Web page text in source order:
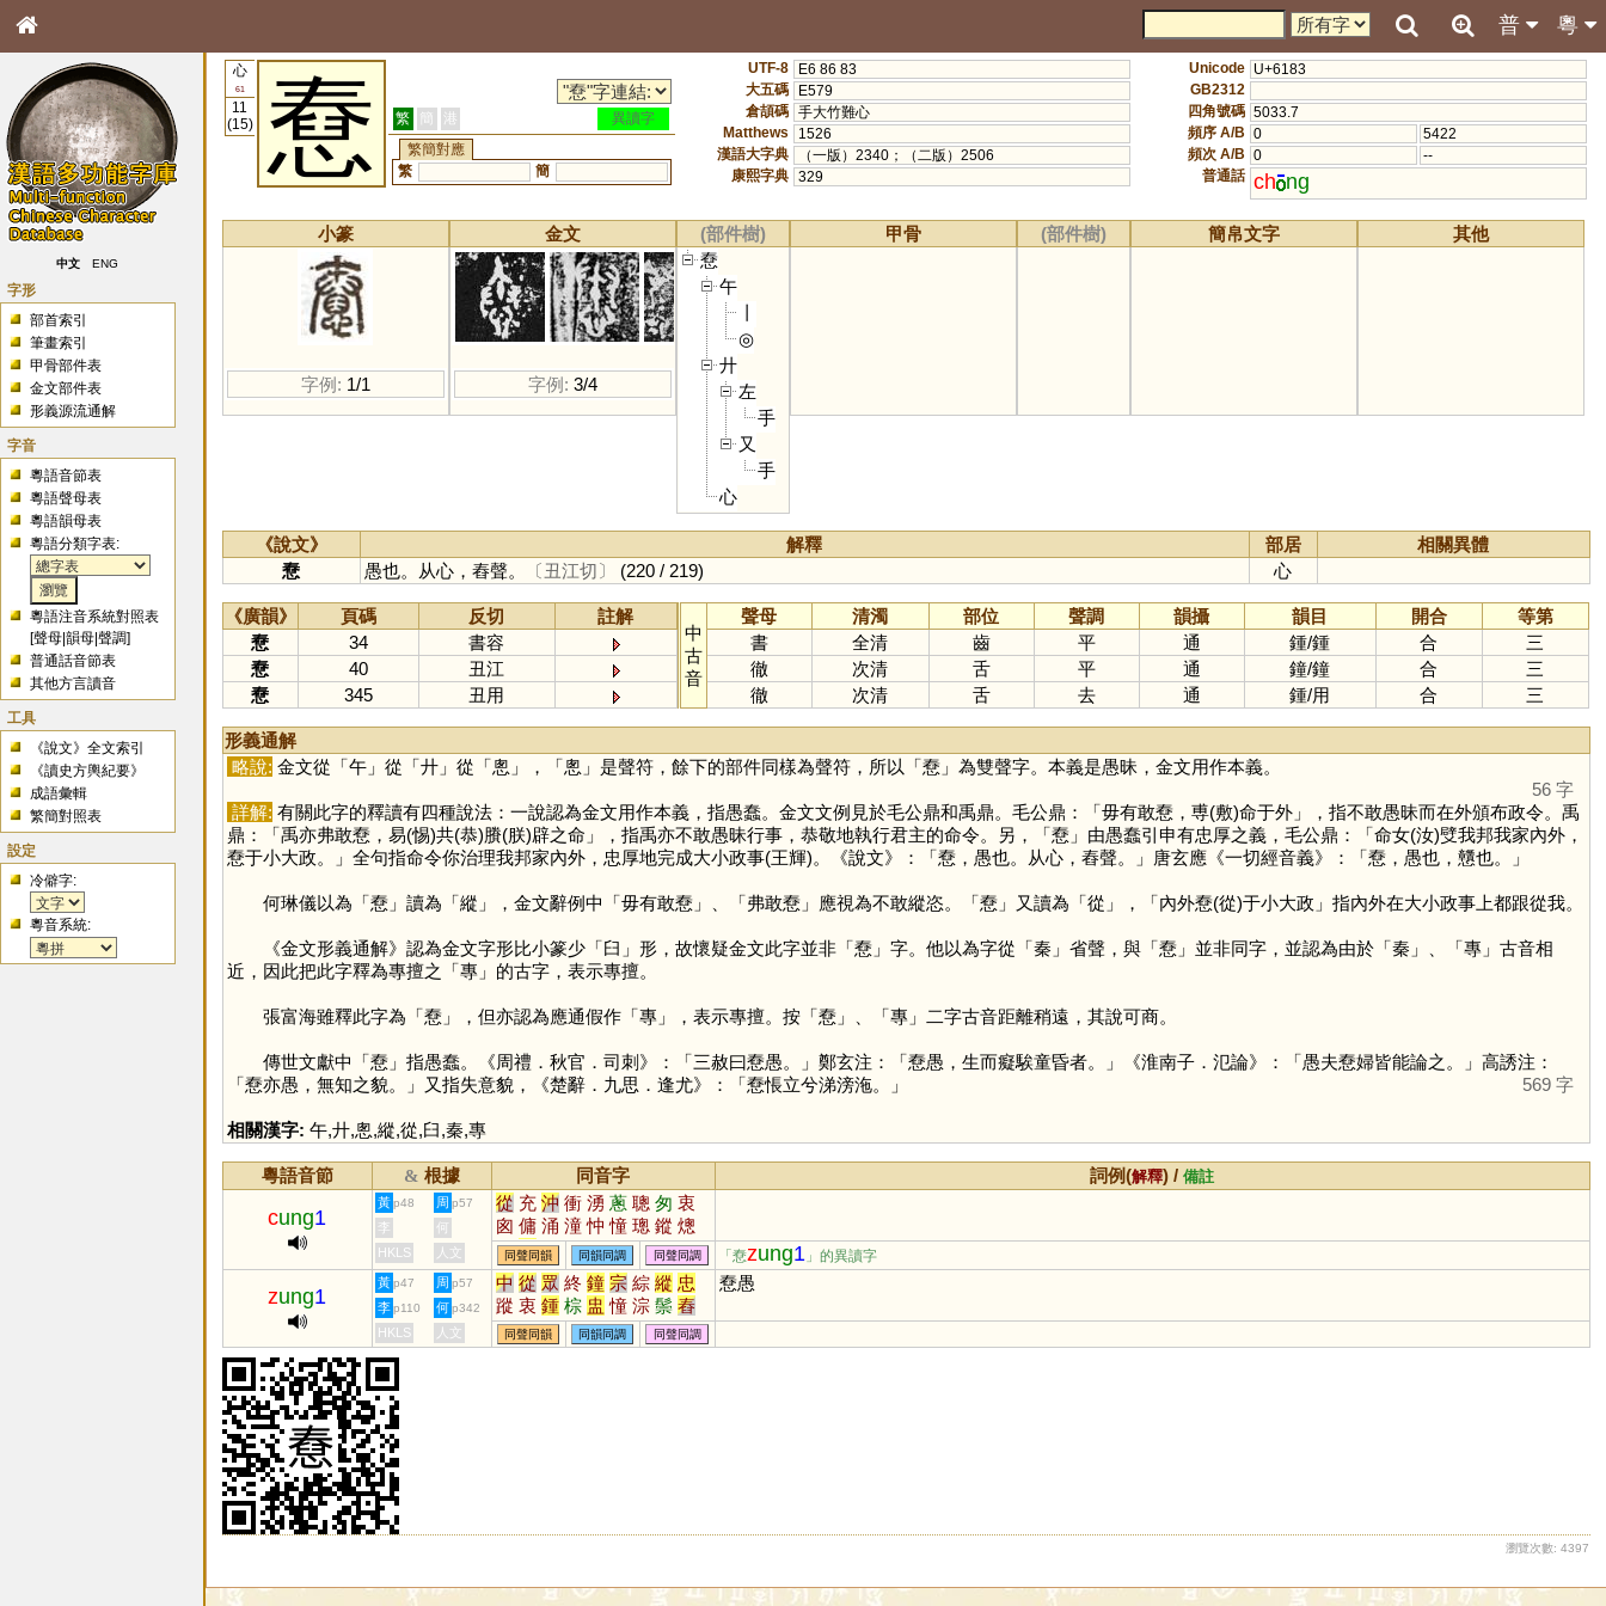
粵
普
中文 ENG
字形
部首索引
筆畫索引
甲骨部件表
金文部件表
形義源流通解
字音
粵語音節表
粵語聲母表
粵語韻母表
粵語分類字表:
粵語注音系統對照表
[聲母 |韻母 |聲調]
普通話音節表
其他方言讀音
工具
《說文》全文索引
《讀史方輿紀要》
成語彙輯
繁簡對照表
設定
冷僻字:
粵音系統:
心
61
11
(15)
憃 繁 簡 港
異讀字
繁簡對應
繁
簡
UTF-8
E6 86 83
大五碼
E579
倉頡碼 手大竹難心
Matthews
1526
漢語大字典
（一版）2340；（二版）2506
康熙字典 329
Unicode U+6183
GB2312
四角號碼 5033.7
頻序 A/B 0
5422
頻次 A/B 0
--
普通話 ch ng
小篆
字例: 1/1
金文
字例: 3/4
(部件樹)
憃
午
◎
廾
左
手
又
手
心
甲骨 (部件樹) 簡帛文字 其他
《說文》 解釋 部居
相關異體
憃
愚也。从心，舂聲。 〔丑江切〕 (220 / 219) 心
《廣韻》 頁碼 反切
註解
憃
34
書容
憃
40
丑江
憃
345 丑用
中
古
音
聲母 清濁 部位 聲調 韻攝 韻目 開合
等第
書
全清 齒 平 通 鍾/鍾 合
三
徹
次清 舌 平 通 鐘/鐘 合
三
徹
次清 舌 去 通 鍾/用 合 三
形義通解
略說: 金文從「午」從「廾」從「悤 」，「悤 」是聲符，餘下的部件同樣為聲符，所以「憃」為雙聲字。本義是愚昧，金文用作本義。
56 字
詳解: 有關此字的釋讀有四種說法：一說認為金文用作本義，指愚蠢。金文文例見於毛公鼎和禹鼎。毛公鼎：「毋有敢憃，尃(敷)命于外」，指不敢愚昧而在外頒布政令。禹
鼎：「禹亦弗敢憃，易(惕)共(恭)賸(朕)辟之命」，指禹亦不敢愚昧行事，恭敬地執行君主的命令。另，「憃」由愚蠢引申有忠厚之義，毛公鼎：「命女(汝)䢃我邦我家內外，
憃于小大政。」全句指命令你治理我邦家內外，忠厚地完成大小政事(王輝)。《說文》：「憃，愚也。从心，舂聲。」唐玄應《一切經音義》：「憃，愚也，戇也。」
何琳儀以為「憃」讀為「縱 」，金文辭例中「毋有敢憃」、「弗敢憃」應視為不敢縱恣。「憃」又讀為「從 」，「內外憃(從)于小大政」指內外在大小政事上都跟從我。
《金文形義通解》認為金文字形比小篆少「臼 」形，故懷疑金文此字並非「憃」字。他以為字從「秦 」省聲，與「憃」並非同字，並認為由於「秦 」、「專」古音相
近，因此把此字釋為專擅之「專」的古字，表示專擅。
張富海雖釋此字為「憃」，但亦認為應通假作「專」，表示專擅。按「憃」、「專」二字古音距離稍遠，其說可商。
傳世文獻中「憃」指愚蠢。《周禮．秋官．司刺》：「三赦曰憃愚。」鄭玄注：「憃愚，生而癡騃童昏者。」《淮南子．氾論》：「愚夫憃婦皆能論之。」高誘注：
「憃亦愚，無知之貌。」又指失意貌，《楚辭．九思．逢尤》：「憃悵立兮涕滂沲。」
569 字
相關漢字: 午,廾,悤,縱,從,臼,秦,專
粵語音節 & 根據 同音字 詞例(解釋) /備註
cung1
黃 p48 周 p57 從 充 沖 衝 湧 蔥 聰 匆 衷
囪 傭 涌 潼 忡 憧 璁 鏦 熜
艟 悤 蟌 棇 嫞 暰 瑽 翀 祌
珫 驄 瞛 罿 蓯 摐 浺 埇 茺
樅
李
何
HKLS
人文 同聲同韻 同韻同調 同聲同調 「憃zung1 」的異讀字
zung1
黃 p47 周 p57 中 從 眾 終 鐘 宗 綜 縱 忠
蹤 衷 鍾 棕 盅 憧 淙 鬃 舂
忪 螽 舯 猣 稯 翪 豵 騣 鬷
樅 柊 繌 鼨 炂 蔠 熧 蹖 蝩
憃愚
李 p110 何 p342
HKLS 人文 同聲同韻 同韻同調 同聲同調
瀏覽次數: 4397